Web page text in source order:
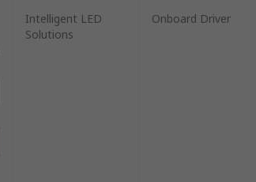
Intelligent LED
Solutions
Onboard Driver